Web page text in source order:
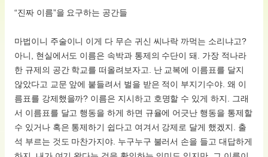
“진짜 이름”을 요구하는 공간들
마법이니 주술이니 이게 다 무슨 귀신 씨나락 까먹는 소리냐고?
아니, 현실에서도 이름은 속박과 통제의 수단이 돼. 가장 적나라
한 규제의 공간 학교를 떠올려보자고. 난 교복에 이름표를 달지
않았다고 교문 앞에 붙들려서 벌을 받은 적이 부지기수야. 왜 이
름표를 강제했을까? 이름은 지시하고 호명할 수 있게 하지. 그래
서 이름표를 달고 행동을 하게 하면 규율에 어긋난 행동을 통제할
수 있거나 혹은 통제하기 쉽다고 여겨서 강제로 달게 했겠지. 출
석 부르는 것도 마찬가지야. 누구누구 불러서 손을 들고 대답하게